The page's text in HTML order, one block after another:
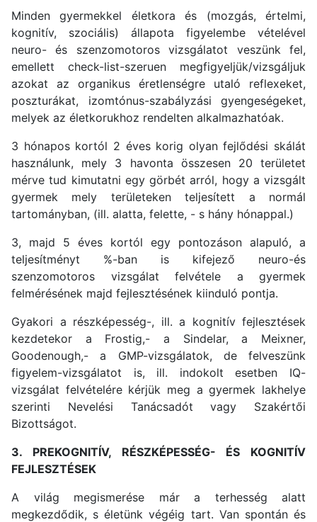
Minden gyermekkel életkora és (mozgás, értelmi,
kognitív, szociális) állapota figyelembe vételével
neuro- és szenzomotoros vizsgálatot veszünk fel,
emellett check-list-szeruen megfigyeljük/vizsgáljuk
azokat az organikus éretlenségre utaló reflexeket,
poszturákat, izomtónus-szabályzási gyengeségeket,
melyek az életkorukhoz rendelten alkalmazhatóak.
3 hónapos kortól 2 éves korig olyan fejlődési skálát
használunk, mely 3 havonta összesen 20 területet
mérve tud kimutatni egy görbét arról, hogy a vizsgált
gyermek mely területeken teljesített a normál
tartományban, (ill. alatta, felette, - s hány hónappal.)
3, majd 5 éves kortól egy pontozáson alapuló, a
teljesítményt %-ban is kifejező neuro-és
szenzomotoros vizsgálat felvétele a gyermek
felmérésének majd fejlesztésének kiinduló pontja.
Gyakori a részképesség-, ill. a kognitív fejlesztések
kezdetekor a Frostig,- a Sindelar, a Meixner,
Goodenough,- a GMP-vizsgálatok, de felveszünk
figyelem-vizsgálatot is, ill. indokolt esetben IQ-
vizsgálat felvételére kérjük meg a gyermek lakhelye
szerinti Nevelési Tanácsadót vagy Szakértői
Bizottságot.
3. PREKOGNITÍV, RÉSZKÉPESSÉG- ÉS KOGNITÍV
FEJLESZTÉSEK
A világ megismerése már a terhesség alatt
megkezdődik, s életünk végéig tart. Van spontán és